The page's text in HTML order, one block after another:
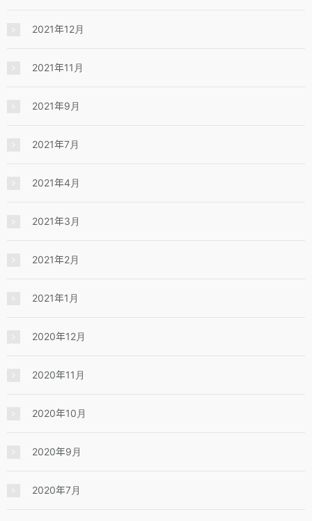
2021年12月
2021年11月
2021年9月
2021年7月
2021年4月
2021年3月
2021年2月
2021年1月
2020年12月
2020年11月
2020年10月
2020年9月
2020年7月